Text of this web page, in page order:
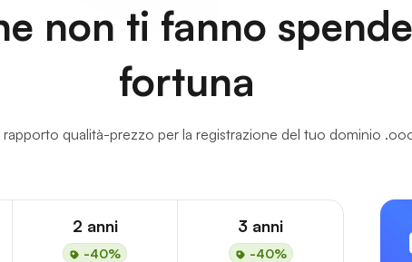
non ti fanno
fortuna
qualità-prezzo per la registrazione del tuo dominio
2 anni
-40%
3 anni
-40%